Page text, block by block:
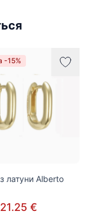
-15%
латуни Alberto
21.25 €